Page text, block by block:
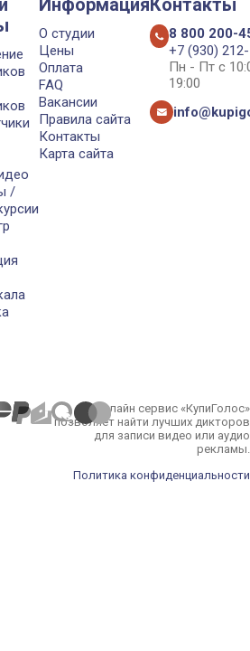
/
Информация
О студии
Цены
Оплата
FAQ
Вакансии
Правила сайта
Контакты
Карта сайта
Контакты
8 800 200-
+7 (930)
Пн - Пт с
19:00
Онлайн сервис «КупиГолос»
позволяет найти лучших дикторов
для записи видео или аудио
рекламы.
Политика конфиденциальности